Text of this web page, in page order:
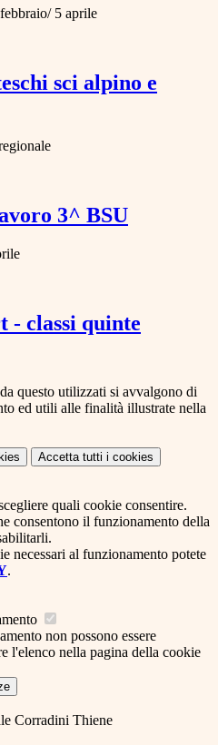
5 aprile
sci alpino e
3^ BSU
- classi quinte
questo utilizzati si avvalgono di
ed utili alle finalità illustrate nella
Accetta tutti i cookies
quali cookie consentire.
consentono il funzionamento della
necessari al funzionamento potete
.
non possono essere
l'elenco nella pagina della cookie
Corradini Thiene